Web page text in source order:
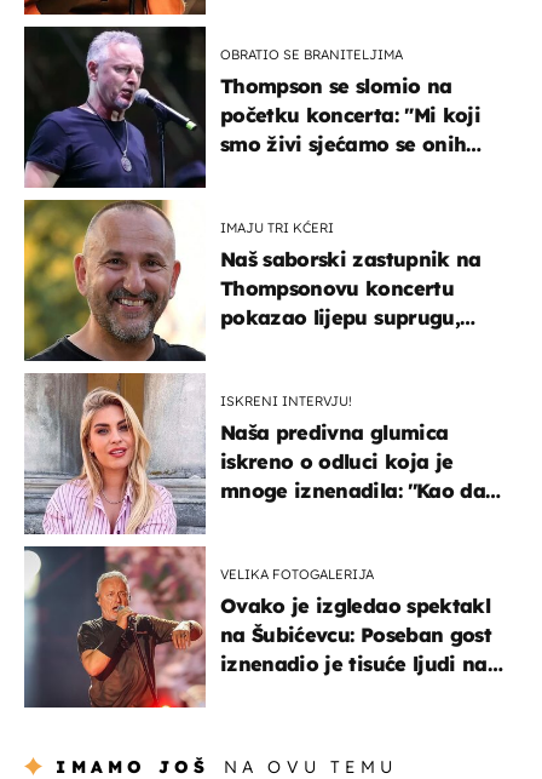
OBRATIO SE BRANITELJIMA
Thompson se slomio na
početku koncerta: "Mi koji
smo živi sjećamo se onih
IMAJU TRI KĆERI
Naš saborski zastupnik na
Thompsonovu koncertu
pokazao lijepu suprugu,
ISKRENI INTERVJU!
Naša predivna glumica
iskreno o odluci koja je
mnoge iznenadila: ''Kao da
VELIKA FOTOGALERIJA
Ovako je izgledao spektakl
na Šubićevcu: Poseban gost
iznenadio je tisuće ljudi na
IMAMO JOŠ NA OVU TEMU